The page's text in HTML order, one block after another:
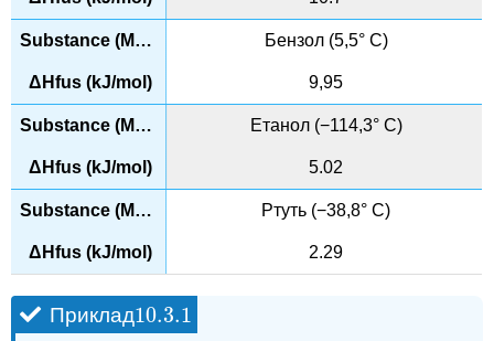
Бензол (5,5° C)
9,95
Етанол (−114,3° C)
5.02
Ртуть (−38,8° C)
2.29
Приклад10.3.1
10.3.1